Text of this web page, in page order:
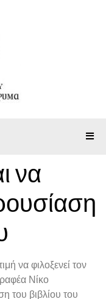
να
να φιλοξενεί τον
Νίκο
του βιβλίου του